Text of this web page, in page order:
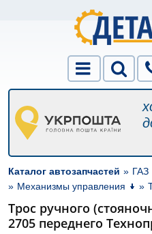
Каталог автозапчастей » ГАЗ
» Механизмы управления »
Трос ручного
2705 переднего